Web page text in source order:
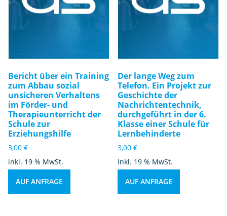
Bericht über ein Training
zum Abbau sozial
unsicheren Verhaltens
im Förder- und
Therapieunterricht der
Schule zur
Erziehungshilfe
3,00 €
inkl. 19 % MwSt.
AUF ANFRAGE
Der lange Weg zum
Telefon. Ein Projekt zur
Geschichte der
Nachrichtentechnik,
durchgeführt in der 6.
Klasse einer Schule für
Lernbehinderte
3,00€
inkl. 19 % MwSt.
AUF ANFRAGE